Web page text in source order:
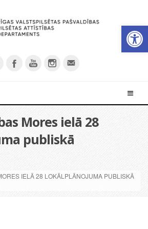
Mores ielā 28
publiskā
IELĀ 28 LOKĀLPLĀNOJUMA PUBLISKĀ